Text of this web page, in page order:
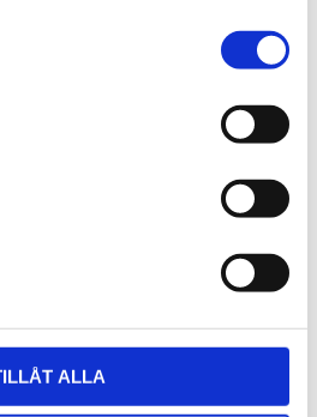
ALLA
med solceller
att komplettera Davis
givare eller bygga en